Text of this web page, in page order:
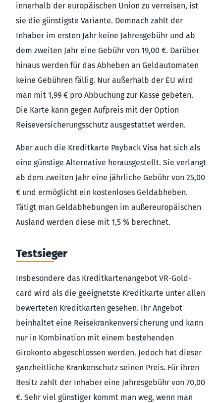
innerhalb der europäischen Union zu verreisen, ist
sie die günstigste Variante. Demnach zahlt der
Inhaber im ersten Jahr keine Jahresgebühr und ab
dem zweiten Jahr eine Gebühr von 19,00 €. Darüber
hinaus werden für das Abheben an Geldautomaten
keine Gebühren fällig. Nur außerhalb der EU wird
man mit 1,99 € pro Abbuchung zur Kasse gebeten.
Die Karte kann gegen Aufpreis mit der Option
Reiseversicherungsschutz ausgestattet werden.
Aber auch die Kreditkarte Payback Visa hat sich als
eine günstige Alternative herausgestellt. Sie verlangt
ab dem zweiten Jahr eine jährliche Gebühr von 25,00
€ und ermöglicht ein kostenloses Geldabheben.
Tätigt man Geldabhebungen im außereuropäischen
Ausland werden diese mit 1,5 % berechnet.
Testsieger
Insbesondere das Kreditkartenangebot VR-Gold-
card wird als die geeignetste Kreditkarte unter allen
bewerteten Kreditkarten gesehen. Ihr Angebot
beinhaltet eine Reisekrankenversicherung und kann
nur in Kombination mit einem bestehenden
Girokonto abgeschlossen werden. Jedoch hat dieser
ganzheitliche Krankenschutz seinen Preis. Für ihren
Besitz zahlt der Inhaber eine Jahresgebühr von 70,00
€. Sehr viel günstiger kommt man weg, wenn man